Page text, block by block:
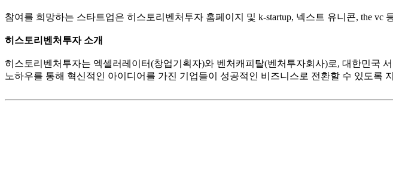
참여를 희망하는 스타트업은 히스토리벤처투자 홈페이지 및 k-startup, 넥스트 유니콘, the vc
히스토리벤처투자 소개
히스토리벤처투자는 엑셀러레이터(창업기획자)와 벤처캐피탈(벤처투자회사)로, 대한민국
노하우를 통해 혁신적인 아이디어를 가진 기업들이 성공적인 비즈니스로 전환할 수 있도록